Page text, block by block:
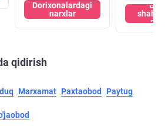
Dorixonalardagi
narxlar
qidirish
Marxamat Paxtaobod Paytug